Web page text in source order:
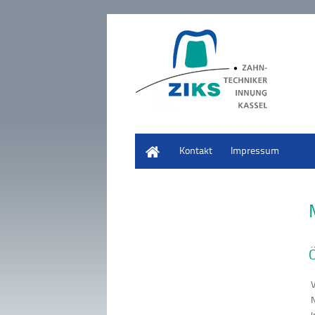
Kontakt Impressum